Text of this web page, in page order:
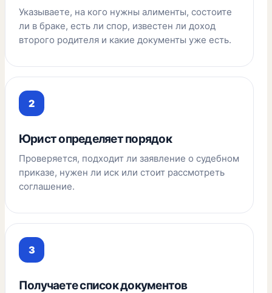
Указываете, на кого нужны алименты, состоите
ли в браке, есть ли спор, известен ли доход
второго родителя и какие документы уже есть.
Юрист определяет порядок
Проверяется, подходит ли заявление о судебном
приказе, нужен ли иск или стоит рассмотреть
соглашение.
Получаете список документов